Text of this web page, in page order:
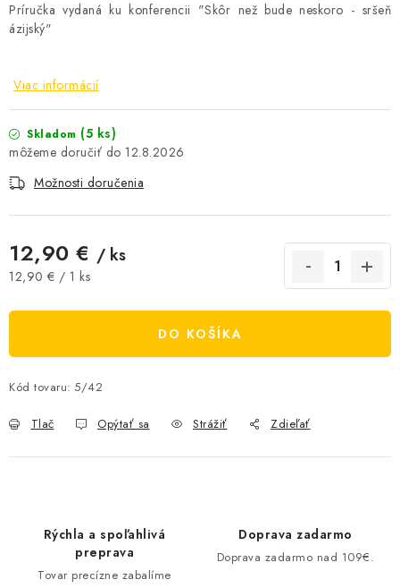
AKCIE A ZĽAVY
NOVINKY
ČOKOLÁDA
Kamenná predajňa Náš príbeh Články
Napísali o nás
Kontakty
Doprava a platba
Najčastejšie otázky FAQ
Fotogaléria
Vrátenie tovaru, výmena a reklamácie
Príručka vydaná ku konferencii "Skôr než bude neskoro - sršeň
ázijský"
Viac informácií
Skladom (5 ks)
12.8.2026
Možnosti doručenia
12,90 € / ks
Jednotková cena:
12,90 € / 1 ks
DO KOŠÍKA
Kód tovaru: 5/42
Tlač Opýtať sa Strážiť Zdieľať
Rýchla a spoľahlivá
preprava
Tovar precízne zabalíme
Doprava zadarmo
Doprava zadarmo nad 109€.